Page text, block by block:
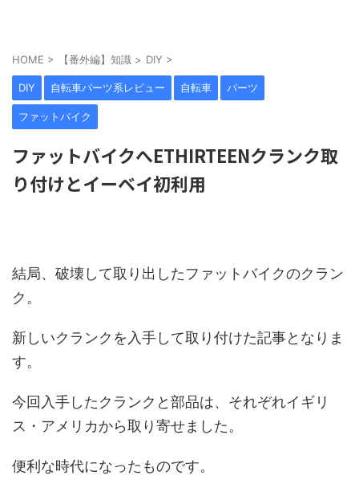
HOME > 【番外編】知識 > DIY >
DIY 自転車パーツ系レビュー 自転車 パーツ
ファットバイク
ファットバイクへETHIRTEENクランク取
り付けとイーベイ初利用
結局、破壊して取り出したファットバイクのクラン
ク。
新しいクランクを入手して取り付けた記事となりま
す。
今回入手したクランクと部品は、それぞれイギリ
ス・アメリカから取り寄せました。
便利な時代になったものです。